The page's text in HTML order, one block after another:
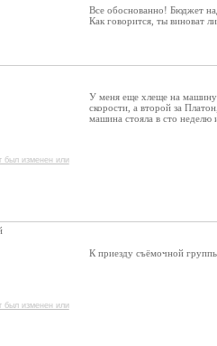
Все обоснованно! Бюджет
Как говорится, ты виноват
был изменен или
У меня еще хлеще на
скорости, а второй за
машина стояла в сто неделю
был изменен или
К приезду съёмочной